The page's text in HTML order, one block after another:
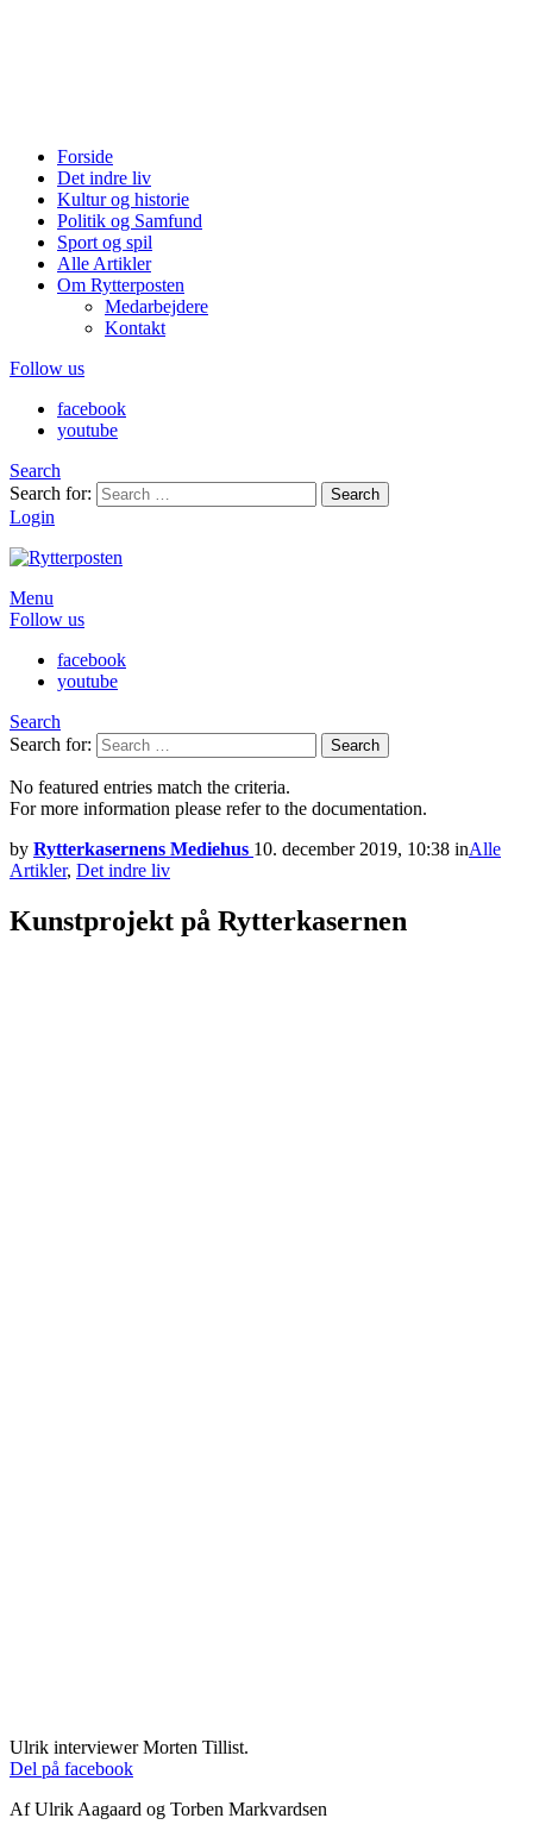
Forside
Det indre liv
Kultur og historie
Politik og Samfund
Sport og spil
Alle Artikler
Om Rytterposten
Medarbejdere
Kontakt
Follow us
facebook
youtube
Search
Search for:
Search
Login
Menu
Follow us
facebook
youtube
Search
Search for:
Search
No featured entries match the criteria.
For more information please refer to the documentation.
by Rytterkasernens Mediehus 10. december 2019, 10:38 inAlle
Artikler, Det indre liv
Kunstprojekt på Rytterkasernen
Ulrik interviewer Morten Tillist.
Del på facebook
Af Ulrik Aagaard og Torben Markvardsen